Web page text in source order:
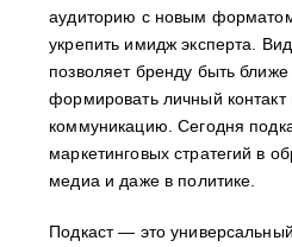
аудиторию с новым
укрепить имидж эксперта.
позволяет бренду быть ближе
формировать личный контакт
коммуникацию. Сегодня
маркетинговых стратегий в
медиа и даже в политике.
Подкаст — это